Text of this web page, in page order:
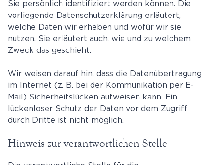
Sie persönlich identifiziert werden können. Die
vorliegende Datenschutzerklärung erläutert,
welche Daten wir erheben und wofür wir sie
nutzen. Sie erläutert auch, wie und zu welchem
Zweck das geschieht.
Wir weisen darauf hin, dass die Datenübertragung
im Internet (z. B. bei der Kommunikation per E-
Mail) Sicherheitslücken aufweisen kann. Ein
lückenloser Schutz der Daten vor dem Zugriff
durch Dritte ist nicht möglich.
Hinweis zur verantwortlichen Stelle